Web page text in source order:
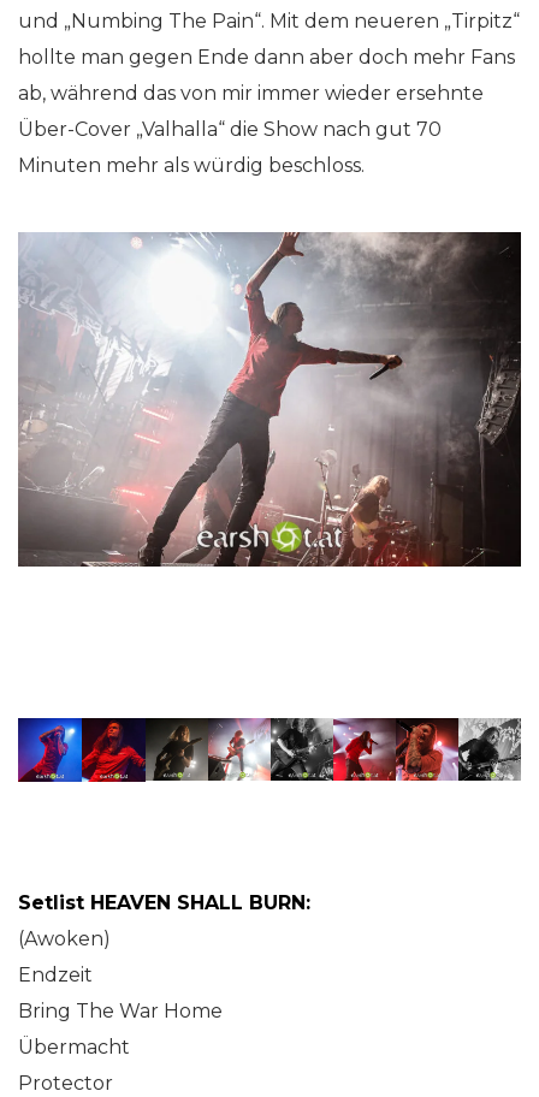
und „Numbing The Pain“. Mit dem neueren „Tirpitz“
hollte man gegen Ende dann aber doch mehr Fans
ab, während das von mir immer wieder ersehnte
Über-Cover „Valhalla“ die Show nach gut 70
Minuten mehr als würdig beschloss.
Setlist HEAVEN SHALL BURN:
(Awoken)
Endzeit
Bring The War Home
Übermacht
Protector